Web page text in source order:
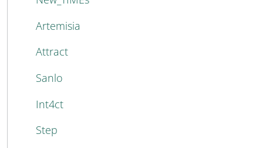
Artemisia
Attract
Sanlo
Int4ct
Step